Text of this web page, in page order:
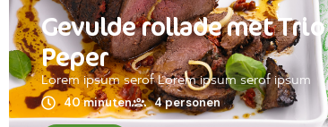
Gevulde rollade met Trio
Peper
Lorem ipsum serof Lorem ipsum serof ipsum
40 minuten 4 personen